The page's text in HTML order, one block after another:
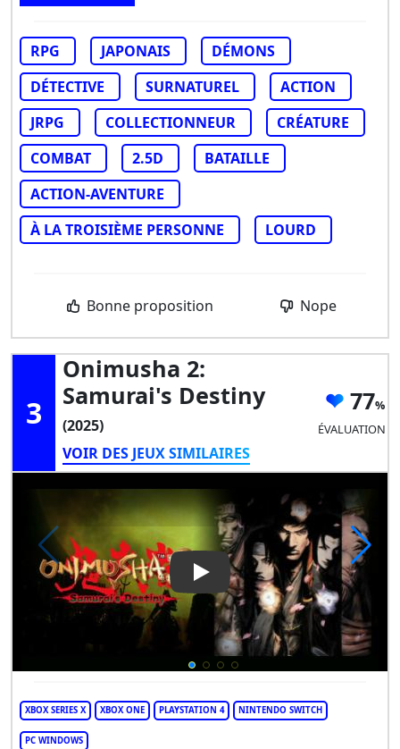
RPG JAPONAIS
DÉMONS
DÉTECTIVE
SURNATUREL
ACTION
JRPG
COLLECTIONNEUR
CRÉATURE
COMBAT
2.5D
BATAILLE
ACTION-AVENTURE
À LA TROISIÈME PERSONNE
LOURD
Bonne proposition Nope
3
Onimusha 2:
Samurai's Destiny
(2025)
VOIR DES JEUX SIMILAIRES
77
ÉVALUATION
Play Video: Onimusha 2:
XBOX SERIES X XBOX ONE PLAYSTATION 4 NINTENDO SWITCH
PC WINDOWS